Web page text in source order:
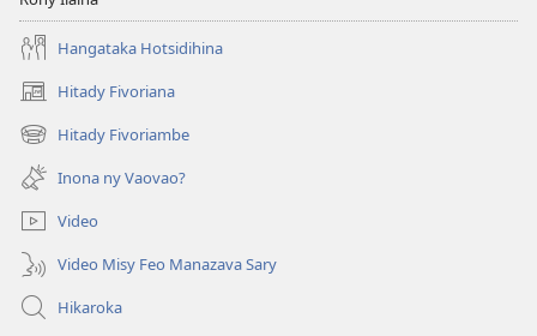
Hangataka Hotsidihina
Hitady Fivoriana
(manokatra
rohy) Hitady Fivoriambe
(manokatra
rohy) Inona ny Vaovao?
Video
Video Misy Feo Manazava Sary
Hikaroka